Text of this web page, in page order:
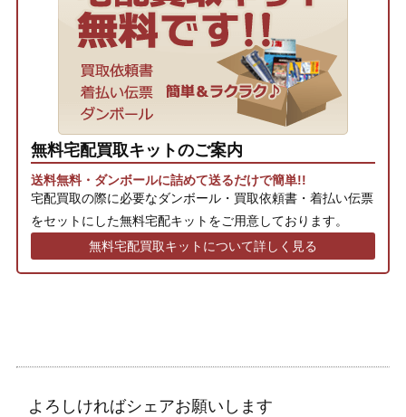
無料宅配買取キットのご案内
送料無料・ダンボールに詰めて送るだけで簡単!!
宅配買取の際に必要なダンボール・買取依頼書・着払い伝票
をセットにした無料宅配キットをご用意しております。
無料宅配買取キットについて詳しく見る
よろしければシェアお願いします